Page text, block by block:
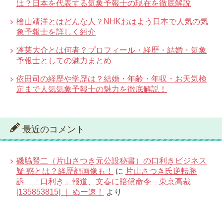
は？日本を代表する気象予報士の現在を徹底解説
檜山靖洋とはどんな人？NHKおはよう日本で人気の気
象予報士を詳しく紹介
蓬莱大介とは何者？プロフィール・経歴・結婚・気象
予報士としての魅力まとめ
依田司の経歴や学歴は？結婚・年齢・年収・お天気検
定まで人気気象予報士の魅力を徹底解説！
最近のコメント
磯脇賢二（片山さつき元公設秘書）の口利きビジネス
疑 惑とは？経歴顔画像も！
に 片山さつき氏逆転勝
訴 「口利き」報道、文春に賠償命令―東京高裁
[135853815] ｜ ぬー速！
より